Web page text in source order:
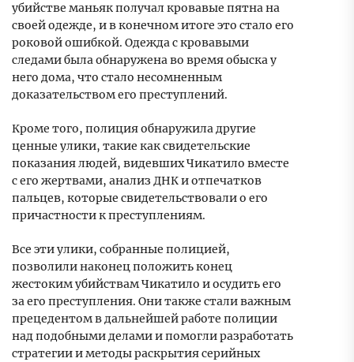
убийстве маньяк получал кровавые пятна на
своей одежде, и в конечном итоге это стало его
роковой ошибкой. Одежда с кровавыми
следами была обнаружена во время обыска у
него дома, что стало несомненным
доказательством его преступлений.
Кроме того, полиция обнаружила другие
ценные улики, такие как свидетельские
показания людей, видевших Чикатило вместе
с его жертвами, анализ ДНК и отпечатков
пальцев, которые свидетельствовали о его
причастности к преступлениям.
Все эти улики, собранные полицией,
позволили наконец положить конец
жестоким убийствам Чикатило и осудить его
за его преступления. Они также стали важным
прецедентом в дальнейшей работе полиции
над подобными делами и помогли разработать
стратегии и методы раскрытия серийных